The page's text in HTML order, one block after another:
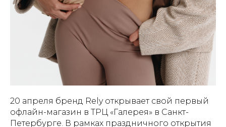
20 апреля бренд Rely открывает свой первый
офлайн-магазин в ТРЦ «Галерея» в Санкт-
Петербурге. В рамках праздничного открытия